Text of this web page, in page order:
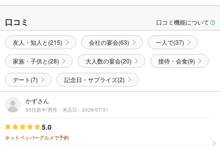
口コミ 口コミ機能について
友人・知人と(215) 会社の宴会(63) 一人で(37)
家族・子供と(28) 大人数の宴会(20) 接待・会食(9)
デート(7) 記念日・サプライズ(2)
かずさん
50代前半/男性・来店日：2026/07/31
5.0
ホットペッパーグルメで予約